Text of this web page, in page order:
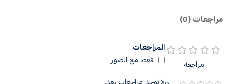
مراجعات (0)
مراجعة
المراجعات
فقط مع الصور